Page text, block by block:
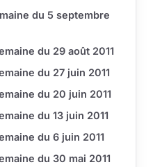
du 5 septembre
du 29 août 2011
du 27 juin 2011
du 20 juin 2011
du 13 juin 2011
du 6 juin 2011
du 30 mai 2011